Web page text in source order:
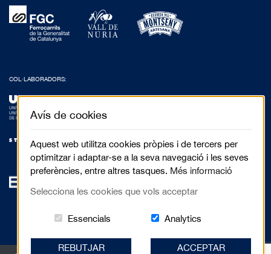
COL·LABORADORS:
Avís de cookies
Aquest web utilitza cookies pròpies i de tercers per
optimitzar i adaptar-se a la seva navegació i les seves
preferències, entre altres tasques. Més informació
Selecciona les cookies que vols acceptar
Essencials Aquestes cookies són essencials per
AnalyticsCookies related
REBUTJAR ACCEPTAR